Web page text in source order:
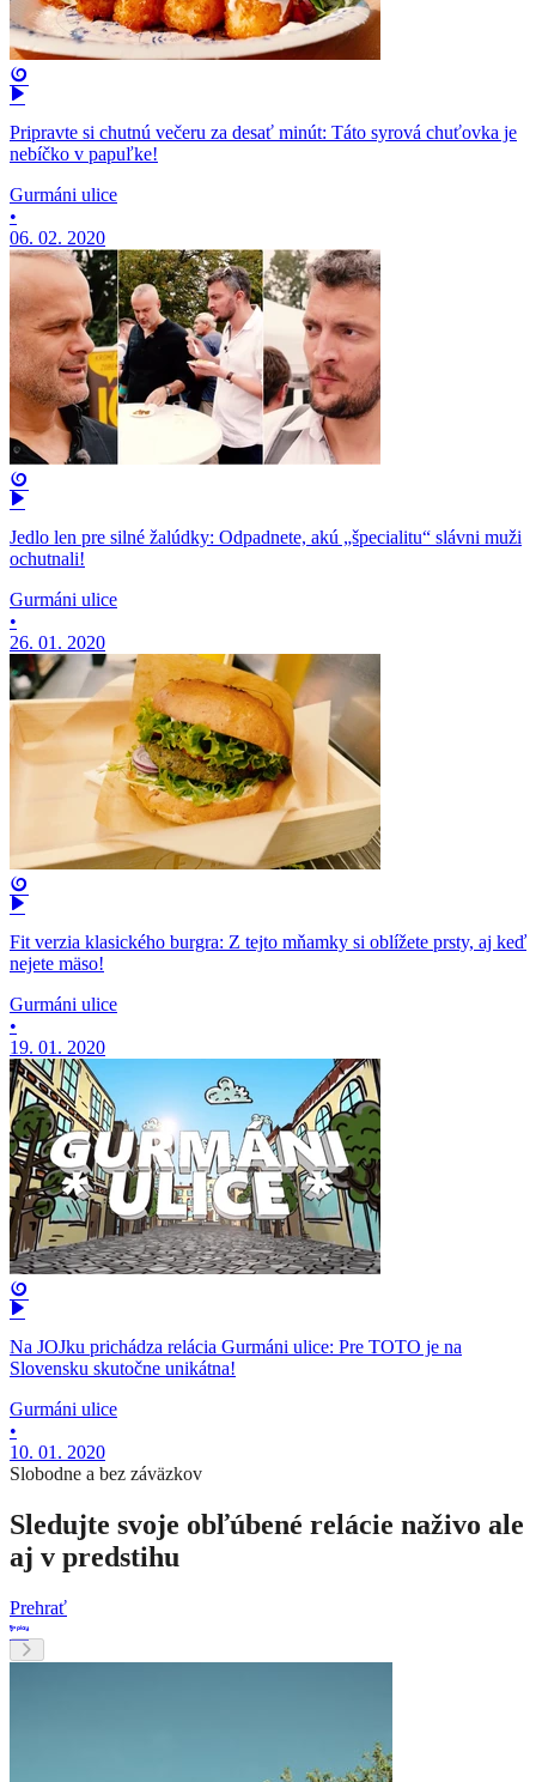
Pripravte si chutnú večeru za desať minút: Táto syrová chuťovka je
nebíčko v papuľke!
Gurmáni ulice
•
06. 02. 2020
Jedlo len pre silné žalúdky: Odpadnete, akú „špecialitu“ slávni muži
ochutnali!
Gurmáni ulice
•
26. 01. 2020
Fit verzia klasického burgra: Z tejto mňamky si oblížete prsty, aj keď
nejete mäso!
Gurmáni ulice
•
19. 01. 2020
Na JOJku prichádza relácia Gurmáni ulice: Pre TOTO je na
Slovensku skutočne unikátna!
Gurmáni ulice
•
10. 01. 2020
Slobodne a bez záväzkov
Sledujte svoje obľúbené relácie naživo ale
aj v predstihu
Prehrať